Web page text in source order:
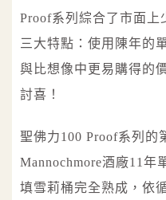
Proof系列綜合了市面上
三大特點：使用陳年的
與比想像中更易購得的
討喜！
聖佛力100 Proof系列的
Mannochmore酒廠11年
填雪莉桶完全熟成，依